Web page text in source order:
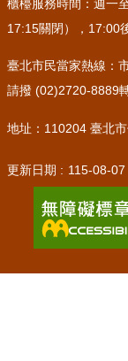
櫃檯服務時間：週一
17:15關閉），17:00
臺北市民當家熱線：
請撥 (02)2720-8889
地址：110204 臺北
更新日期 115-08-07